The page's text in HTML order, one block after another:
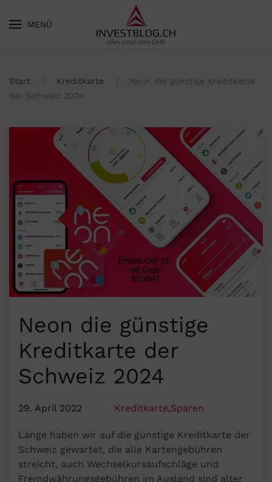
Skip to main content
MENÜ
Start Kreditkarte
Neon die günstige Kreditkarte
der Schweiz 2024
Neon die günstige
Kreditkarte der
Schweiz 2024
29. April 2022 Kreditkarte,Sparen
Lange haben wir auf die günstige Kreditkarte der
Schweiz gewartet, die alle Kartengebühren
streicht, auch Wechselkursaufschläge und
Fremdwährungsgebühren im Ausland sind alter